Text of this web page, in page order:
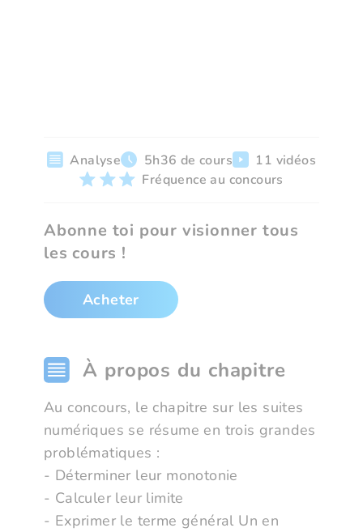
Analyse 5h36 de cours
11 vidéos
Fréquence au concours
Abonne toi pour visionner tous
les cours !
Acheter
À propos du chapitre
Au concours, le chapitre sur les suites
numériques se résume en trois grandes
problématiques :
- Déterminer leur monotonie
- Calculer leur limite
- Exprimer le terme général Un en